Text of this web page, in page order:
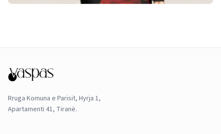
Rruga Komuna e Parisit, Hyrja 1,
Apartamenti 41, Tiranë.